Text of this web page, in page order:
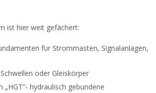
ist hier weit gefächert:
für Strommasten, Signalanlagen,
oder Gleiskörper
„HGT“- hydraulisch gebundene